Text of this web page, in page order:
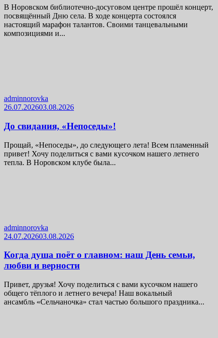
В Норовском библиотечно-досуговом центре прошёл концерт,
посвящённый Дню села. В ходе концерта состоялся
настоящий марафон талантов. Своими танцевальными
композициями и...
adminnorovka
26.07.202603.08.2026
До свидания, «Непоседы»!
Прощай, «Непоседы», до следующего лета! Всем пламенный
привет! Хочу поделиться с вами кусочком нашего летнего
тепла. В Норовском клубе была...
adminnorovka
24.07.202603.08.2026
Когда душа поёт о главном: наш День семьи,
любви и верности
Привет, друзья! Хочу поделиться с вами кусочком нашего
общего тёплого и летнего вечера! Наш вокальный
ансамбль «Сельчаночка» стал частью большого праздника...